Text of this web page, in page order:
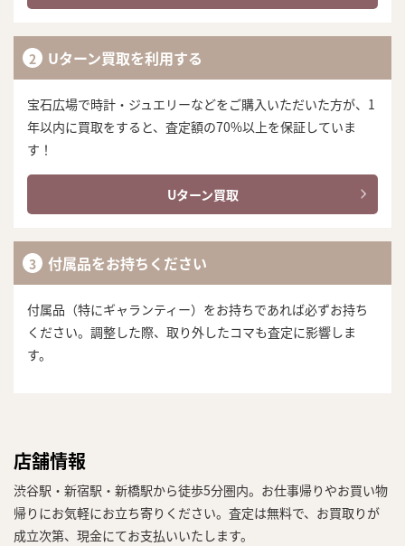
Uターン買取を利用する
宝石広場で時計・ジュエリーなどをご購入いただいた方が、1
年以内に買取をすると、査定額の70%以上を保証していま
す！
Uターン買取
付属品をお持ちください
付属品（特にギャランティー）をお持ちであれば必ずお持ち
ください。調整した際、取り外したコマも査定に影響しま
す。
店舗情報
渋谷駅・新宿駅・新橋駅から徒歩5分圏内。お仕事帰りやお買い物
帰りにお気軽にお立ち寄りください。査定は無料で、お買取りが
成立次第、現金にてお支払いいたします。